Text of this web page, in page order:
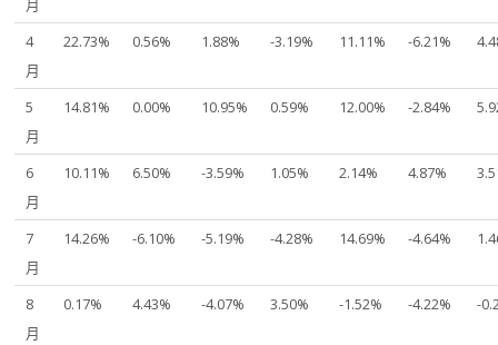
月
4
月
22.73% 0.56% 1.88% -3.19% 11.11% -6.21%
5
月
14.81% 0.00% 10.95% 0.59% 12.00% -2.84%
6
月
10.11% 6.50% -3.59% 1.05% 2.14% 4.87%
7
月
14.26% -6.10% -5.19% -4.28% 14.69% -4.64%
8
月
0.17% 4.43% -4.07% 3.50% -1.52% -4.22% -